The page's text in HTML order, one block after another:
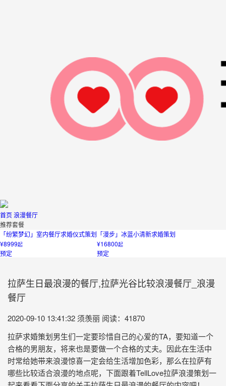
首页浪漫餐厅
推荐套餐
「纷繁梦幻」室内餐厅求婚仪式策划
¥8999起
预定
「漫步」冰蓝小清新求婚策划
¥16800起
预定
拉萨生日最浪漫的餐厅,拉萨光谷比较浪漫餐厅_浪漫
餐厅
2020-09-10 13:41:32 须羡丽 阅读：41870
拉萨求婚策划男生们一定要珍惜自己的心爱的TA，要知道一个
合格的男朋友，将来也是要做一个合格的丈夫。因此在生活中
时常给她带来浪漫惊喜一定会给生活增加色彩，那么在拉萨有
哪些比较适合浪漫的地点呢，下面跟着TellLove拉萨浪漫策划一